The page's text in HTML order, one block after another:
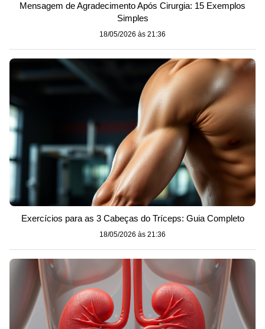
Mensagem de Agradecimento Após Cirurgia: 15 Exemplos
Simples
18/05/2026 às 21:36
Exercícios para as 3 Cabeças do Tríceps: Guia Completo
18/05/2026 às 21:36